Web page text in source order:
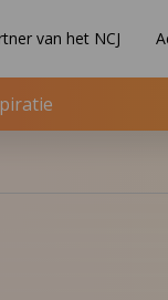
van het NCJ